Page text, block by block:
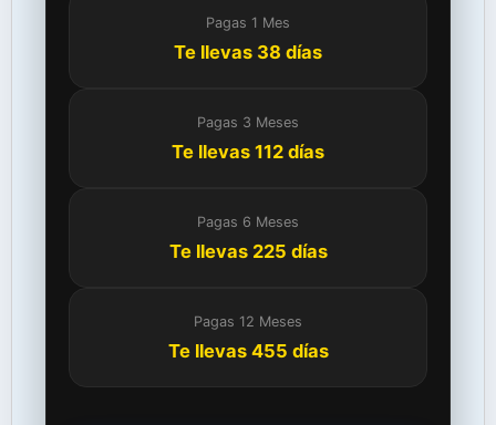
Pagas 1 Mes
Te llevas 38 días
Pagas 3 Meses
Te llevas 112 días
Pagas 6 Meses
Te llevas 225 días
Pagas 12 Meses
Te llevas 455 días